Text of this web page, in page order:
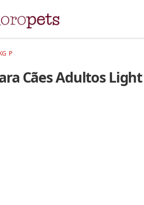
P
Cães Adultos Light